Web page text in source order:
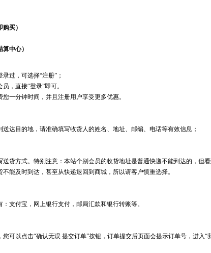
买）
中心）
过，可选择“注册”；
，直接“登录”即可。
一分钟时间，并且注册用户享受更多优惠。
送达目的地，请准确填写收货人的姓名、地址、邮编、电话等有效信息；
送货方式。特别注意：本站个别会员的收货地址是普通快递不能到达的，但
能及时到达，甚至从快递退回到商城，所以请客户慎重选择。
支付宝，网上银行支付，邮局汇款和银行转账等。
可以点击“确认无误 提交订单”按钮，订单提交后页面会提示订单号，进入“